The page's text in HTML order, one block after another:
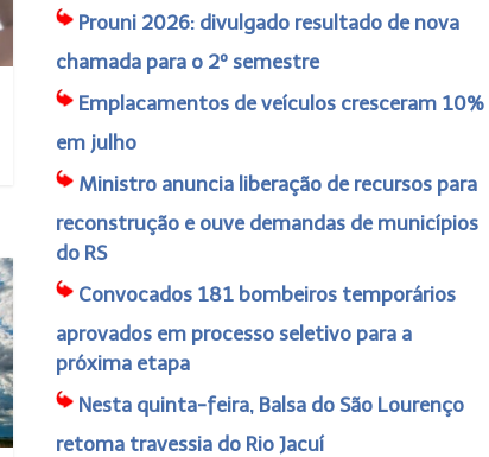
Prouni 2026: divulgado resultado de nova
chamada para o 2º semestre
Emplacamentos de veículos cresceram 10%
em julho
Ministro anuncia liberação de recursos para
reconstrução e ouve demandas de municípios
do RS
Convocados 181 bombeiros temporários
aprovados em processo seletivo para a
próxima etapa
Nesta quinta-feira, Balsa do São Lourenço
retoma travessia do Rio Jacuí